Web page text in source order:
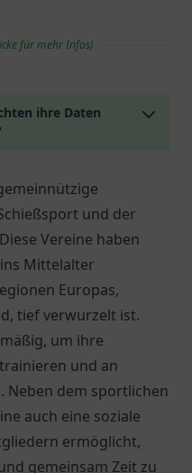
für mehr Infos)
ihre Daten
und der
Vereine haben
Mittelalter
Europas,
tief verwurzelt ist.
um ihre
und an
Neben dem sportlichen
auch eine soziale
ermöglicht,
gemeinsam Zeit zu